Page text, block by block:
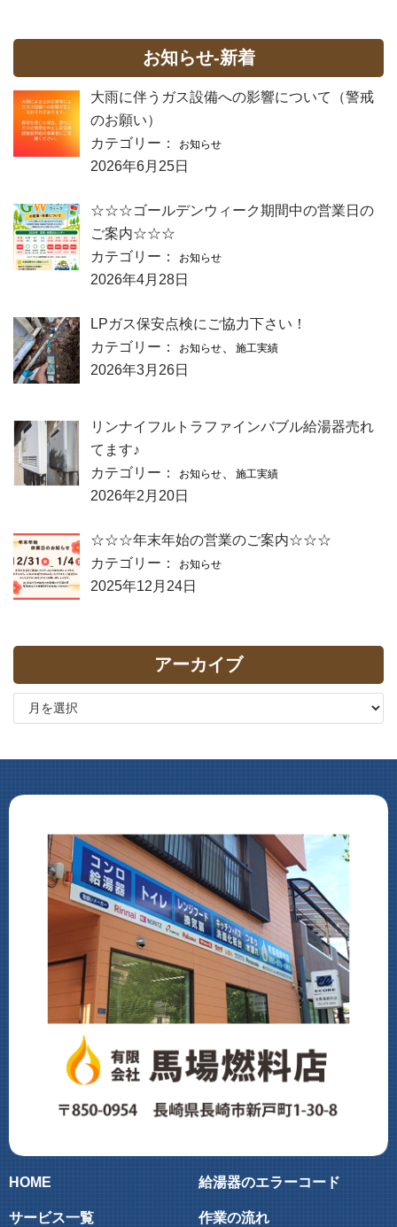
お知らせ-新着
大雨に伴うガス設備への影響について（警戒
のお願い）
カテゴリー：
お知らせ
2026年6月25日
☆☆☆ゴールデンウィーク期間中の営業日の
ご案内☆☆☆
カテゴリー：
お知らせ
2026年4月28日
LPガス保安点検にご協力下さい！
カテゴリー：
お知らせ 施工実績
2026年3月26日
リンナイフルトラファインバブル給湯器売れ
てます♪
カテゴリー：
お知らせ 施工実績
2026年2月20日
☆☆☆年末年始の営業のご案内☆☆☆
カテゴリー：
お知らせ
2025年12月24日
アーカイブ
HOME
サービス一覧
給湯器のエラーコード
作業の流れ